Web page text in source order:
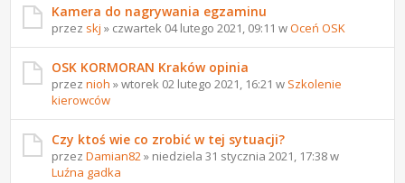
Kamera do nagrywania egzaminu
przez skj » czwartek 04 lutego 2021, 09:11 wOceń OSK
OSK KORMORAN Kraków opinia
przeznioh » wtorek 02 lutego 2021, 16:21 w Szkolenie
kierowców
Czy ktoś wie co zrobić w tej sytuacji?
przezDamian82 » niedziela 31 stycznia 2021, 17:38 w
Luźna gadka